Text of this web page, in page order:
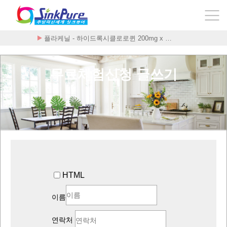
플라케닐 - 하이드록시클로로퀸 200mg x …
무료체험신청 글쓰기
HTML
이름
연락처